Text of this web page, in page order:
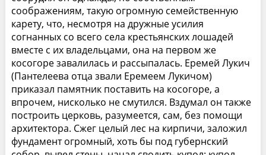
соображениям, такую огромную семейственную
карету, что, несмотря на дружные усилия
согнанных со всего села крестьянских лошадей
вместе с их владельцами, она на первом же
косогоре завалилась и рассыпалась. Еремей Лукич
(Пантелеева отца звали Еремеем Лукичом)
приказал памятник поставить на косогоре, а
впрочем, нисколько не смутился. Вздумал он также
построить церковь, разумеется, сам, без помощи
архитектора. Сжег целый лес на кирпичи, заложил
фундамент огромный, хоть бы под губернский